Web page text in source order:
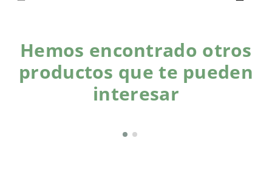
Hemos encontrado otros
productos que te pueden
interesar